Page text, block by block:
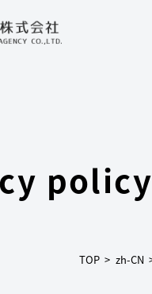
policy
TOP zh-CN